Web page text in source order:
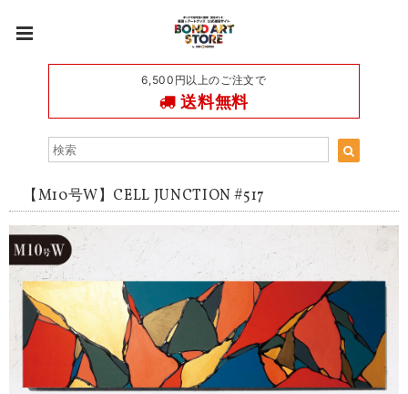
6,500円以上のご注文で
送料無料
【M10号W】CELL JUNCTION #517